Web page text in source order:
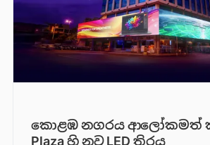
කොළඹ නගරය ආලෝකමත්
Plaza හි නව LED තිරය